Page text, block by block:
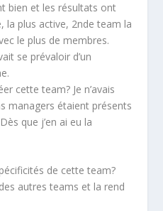
bien et les résultats ont
la plus active, 2nde team la
le plus de membres.
se prévaloir d’un
cette team? Je n’avais
managers étaient présents
que j’en ai eu la
de cette team?
autres teams et la rend